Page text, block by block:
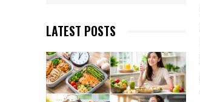
LATEST POSTS